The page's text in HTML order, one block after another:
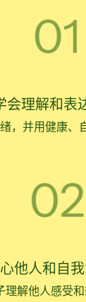
会理解和表
，并用健康、
他人和自
理解他人感受和